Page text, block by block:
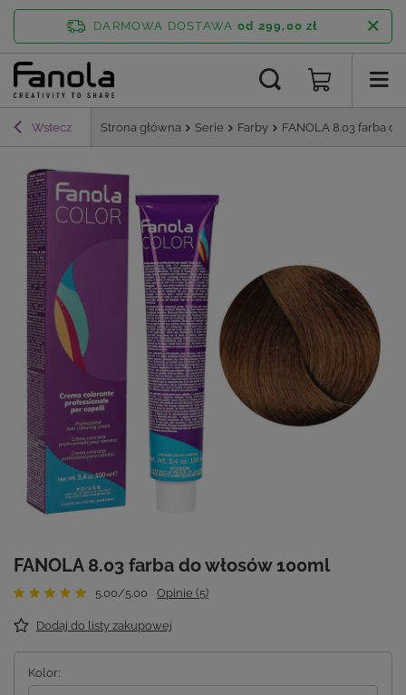
DARMOWA DOSTAWA od 299,00 zł
Wstecz Strona główna Serie Farby FANOLA 8.03 farba
FANOLA 8.03 farba do włosów 100ml
5.00/5.00 Opinie (5)
Dodaj do listy zakupowej
Kolor